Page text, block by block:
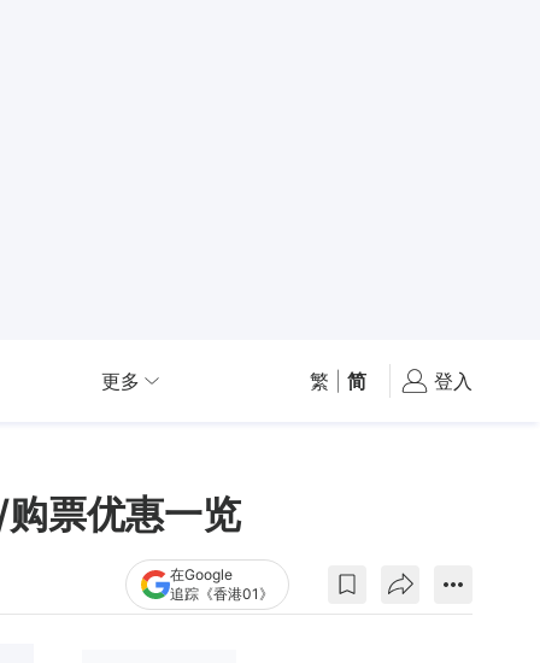
更多 繁 简 登入
票优惠一览
在Google
追踪《香港01》